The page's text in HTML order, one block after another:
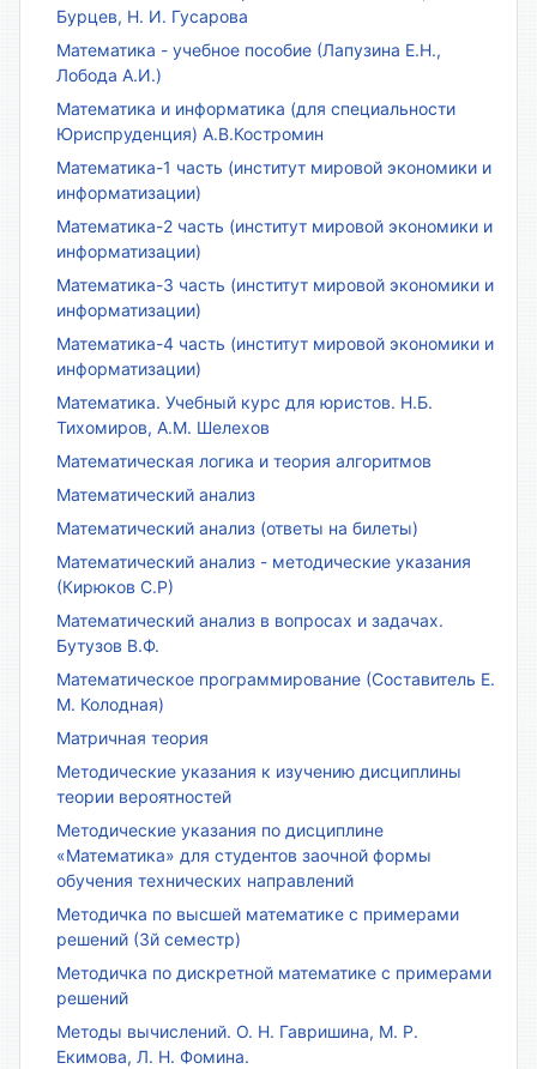
Бурцев, Н. И. Гусарова
Математика - учебное пособие (Лапузина Е.Н.,
Лобода А.И.)
Математика и информатика (для специальности
Юриспруденция) А.В.Костромин
Математика-1 часть (институт мировой экономики и
информатизации)
Математика-2 часть (институт мировой экономики и
информатизации)
Математика-3 часть (институт мировой экономики и
информатизации)
Математика-4 часть (институт мировой экономики и
информатизации)
Математика. Учебный курс для юристов. Н.Б.
Тихомиров, А.М. Шелехов
Математическая логика и теория алгоритмов
Математический анализ
Математический анализ (ответы на билеты)
Математический анализ - методические указания
(Кирюков С.Р)
Математический анализ в вопросах и задачах.
Бутузов В.Ф.
Математическое программирование (Составитель Е.
М. Колодная)
Матричная теория
Методические указания к изучению дисциплины
теории вероятностей
Методические указания по дисциплине
«Математика» для студентов заочной формы
обучения технических направлений
Методичка по высшей математике с примерами
решений (3й семестр)
Методичка по дискретной математике с примерами
решений
Методы вычислений. О. Н. Гавришина, М. Р.
Екимова, Л. Н. Фомина.